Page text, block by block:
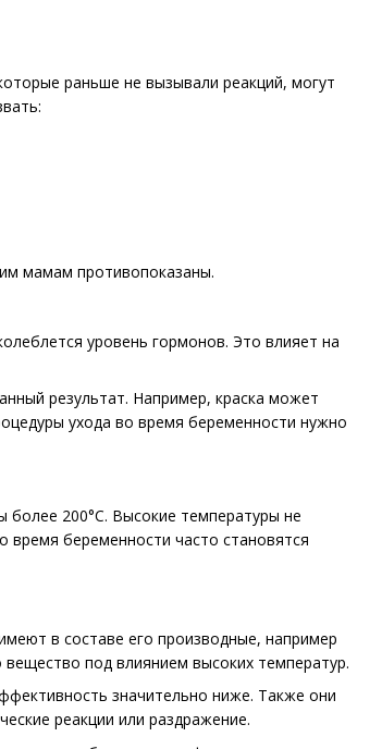
раньше не вызывали реакций, могут
мамам противопоказаны.
уровень гормонов. Это влияет на
результат. Например, краска может
ухода во время беременности нужно
более 200°C. Высокие температуры не
время беременности часто становятся
в составе его производные, например
под влиянием высоких температур.
значительно ниже. Также они
реакции или раздражение.